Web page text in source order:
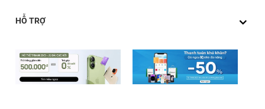
nhân CPU, 14 nhân GPU, trang bị sẵn 16GB RAM và hỗ
trợ tối đa tới 32GB RAM, MacBook Pro 14 2021 cho tốc
có trên laptop. Bạn sẽ chạy được các công cụ mã
hóa chuyên dụng hỗ trợ codec H.264, HEVC, ProRes, hai
màn hình ngoài và lên đến 20 luồng phát lại video 4K
HỖ TRỢ